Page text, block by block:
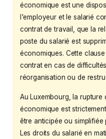
économique est une
l'employeur et le salarié
contrat de travail, que la
poste du salarié est
économiques. Cette
contrat en cas de
réorganisation ou de
Au Luxembourg, la
économique est
être anticipée ou
Les droits du salarié en